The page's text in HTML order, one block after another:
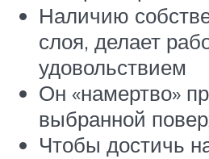
Наличию
слоя, делает
удовольствием
Он «намертво»
выбранной
Чтобы достичь